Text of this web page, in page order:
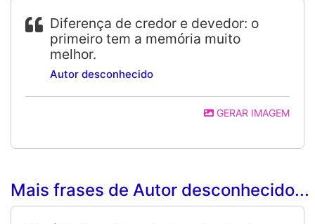
Diferença de credor e devedor: o
primeiro tem a memória muito
melhor.
Autor desconhecido
GERAR IMAGEM
Mais frases de Autor desconhecido...